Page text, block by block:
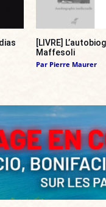
[LIVRE]
Maffesoli
Par Pierre Maurer